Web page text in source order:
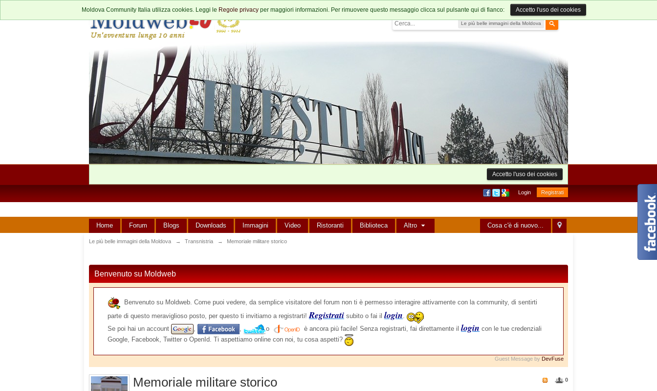
Le più belle immagini della Moldova
Moldova Community Italia utilizza cookies. Leggi le Regole privacy per maggiori informazioni. Per rimuovere questo messaggio clicca sul pulsante qui di fianco: Accetto l'uso dei cookies
Accetto l'uso dei cookies
Login Registrati
Cosa c'è di nuovo...
Home Forum Blogs Downloads Immagini Video Ristoranti Biblioteca Altro
Le più belle immagini della Moldova → Transnistria → Memoriale militare storico
Benvenuto su Moldweb
Benvenuto su Moldweb. Come puoi vedere, da semplice visitatore del forum non ti è permesso interagire attivamente con la community, di sentirti
parte di questo meraviglioso posto, per questo ti invitiamo a registrarti!Registrati subito o fai il login.
Se poi hai un account
, , o è ancora più facile! Senza registrarti, fai direttamente il login con le tue credenziali
Google, Facebook, Twitter o OpenId. Ti aspettiamo online con noi, tu cosa aspetti?
Guest Message by DevFuse
0
Memoriale militare storico